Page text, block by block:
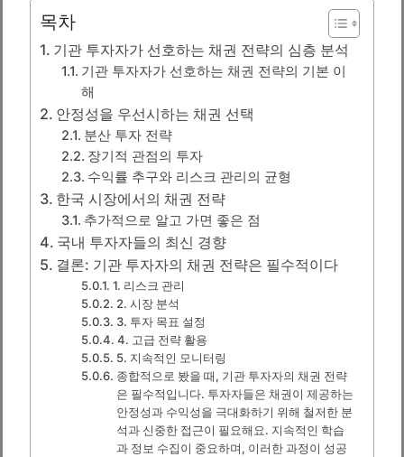
목차
기관 투자자가 선호하는 채권 전략의 심층 분석
기관 투자자가 선호하는 채권 전략의 기본 이
해
안정성을 우선시하는 채권 선택
분산 투자 전략
장기적 관점의 투자
수익률 추구와 리스크 관리의 균형
한국 시장에서의 채권 전략
추가적으로 알고 가면 좋은 점
국내 투자자들의 최신 경향
결론: 기관 투자자의 채권 전략은 필수적이다
1. 리스크 관리
2. 시장 분석
3. 투자 목표 설정
4. 고급 전략 활용
5. 지속적인 모니터링
종합적으로 봤을 때, 기관 투자자의 채권 전략
은 필수적입니다. 투자자들은 채권이 제공하는
안정성과 수익성을 극대화하기 위해 철저한 분
석과 신중한 접근이 필요해요. 지속적인 학습
과 정보 수집이 중요하며, 이러한 과정이 성공